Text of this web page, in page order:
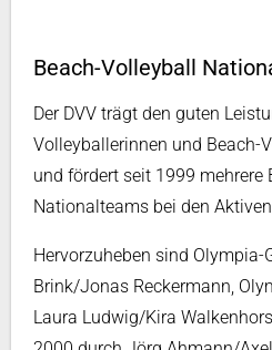
Beach-Volleyball
Der DVV trägt den guten
Volleyballerinnen und Beach-
und fördert seit 1999 mehrere
Nationalteams bei den
Hervorzuheben sind
Brink/Jonas Reckermann,
Laura Ludwig/Kira